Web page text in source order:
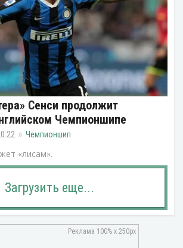
Сенси продолжит
Чемпионшипе
Чемпионшип
«лисам».
Загрузить еще...